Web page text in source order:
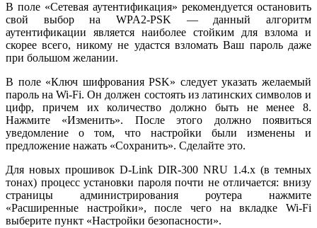
В поле «Сетевая аутентификация» рекомендуется остановить
свой выбор на WPA2-PSK — данный алгоритм
аутентификации является наиболее стойким для взлома и
скорее всего, никому не удастся взломать Ваш пароль даже
при большом желании.
В поле «Ключ шифрования PSK» следует указать желаемый
пароль на Wi-Fi. Он должен состоять из латинских символов и
цифр, причем их количество должно быть не менее 8.
Нажмите «Изменить». После этого должно появиться
уведомление о том, что настройки были изменены и
предложение нажать «Сохранить». Сделайте это.
Для новых прошивок D-Link DIR-300 NRU 1.4.x (в темных
тонах) процесс установки пароля почти не отличается: внизу
страницы администрирования роутера нажмите
«Расширенные настройки», после чего на вкладке Wi-Fi
выберите пункт «Настройки безопасности».